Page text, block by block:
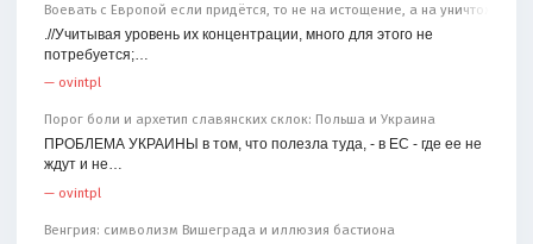
Воевать с Европой если придётся, то не на истощение, а на уничтожение
.//Учитывая уровень их концентрации, много для этого не
потребуется;…
— ovintpl
Порог боли и архетип славянских склок: Польша и Украина
ПРОБЛЕМА УКРАИНЫ в том, что полезла туда, - в ЕС - где ее не
ждут и не…
— ovintpl
Венгрия: символизм Вишеграда и иллюзия бастиона